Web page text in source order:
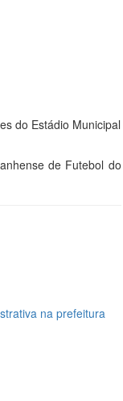
do Estádio Municipal
de Futebol do
na prefeitura